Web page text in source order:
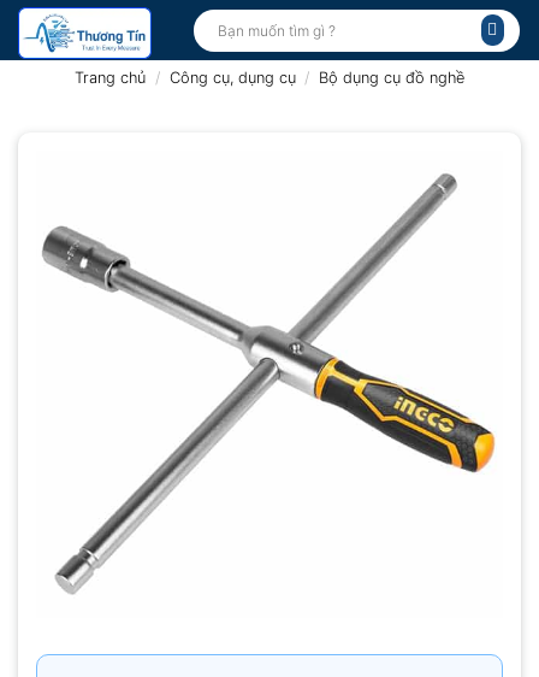
Bỏ
qua
Tìm
kiếm:
Trang chủ / Công cụ, dụng cụ / Bộ dụng cụ đồ nghề